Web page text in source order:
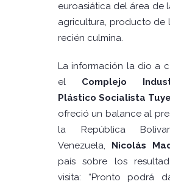
euroasiática del área de
agricultura, producto de
recién culmina.
La información la dio a
el Complejo
Plástico Socialista
ofreció un balance al
la República
Venezuela, Nicolás
país sobre los
visita: “Pronto podrá